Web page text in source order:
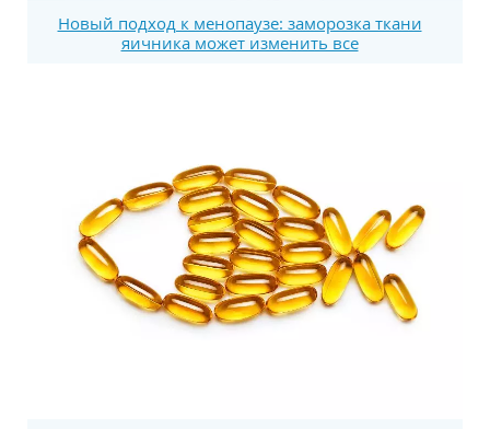
Новый подход к менопаузе: заморозка ткани
яичника может изменить все